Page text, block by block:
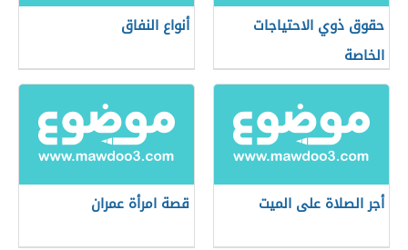
حقوق ذوي الاحتياجات
الخاصة
أنواع النفاق
أجر الصلاة على الميت قصة امرأة عمران